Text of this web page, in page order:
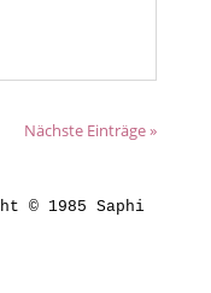
Nächste Einträge »
© 1985 Saphi